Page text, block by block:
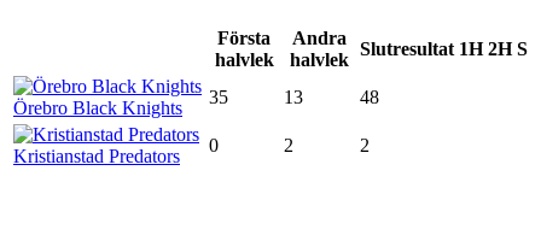
Första
halvlek
Andra
halvlek
Slutresultat 1H 2H S
Örebro Black Knights
35 13 48
Kristianstad Predators
0 2 2